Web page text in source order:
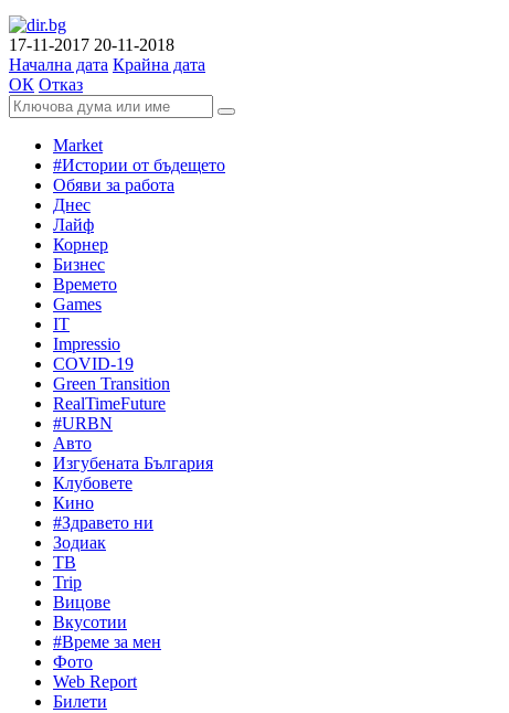
17-11-2017 20-11-2018
Начална дата Крайна дата
ОК Отказ
Market
#Истории от бъдещето
Обяви за работа
Днес
Лайф
Корнер
Бизнес
Времето
Games
IT
Impressio
COVID-19
Green Transition
RealTimeFuture
#URBN
Авто
Изгубената България
Клубовете
Кино
#Здравето ни
Зодиак
ТВ
Trip
Вицове
Вкусотии
#Време за мен
Фото
Web Report
Билети